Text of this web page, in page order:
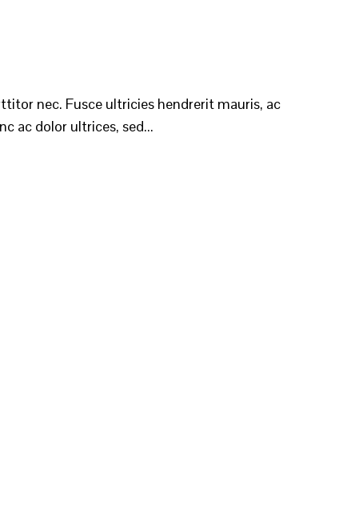
nec. Fusce ultricies hendrerit mauris, ac
ac dolor ultrices, sed...